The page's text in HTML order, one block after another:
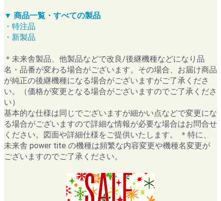
▼ 商品一覧・すべての製品
・特注品
・新製品
＊未来舎製品、他製品などで改良/後継機種などになり品
名・品番が変わる場合がございます。その場合、お届け商品
が純正の後継機種になる場合がございますがご了承くださ
い。（価格が変更となる場合がございますのでご了承くださ
い）
基本的な仕様は同じでございますが細かい点などで変更にな
る場合がございますので詳細な情報が必要な場合はお問合せ
ください。図面や詳細仕様をご提供いたします。 ＊特に、
未来舎 power tite の機種は頻繁な内容変更や機種名変更が
ございますのでご了承ください。